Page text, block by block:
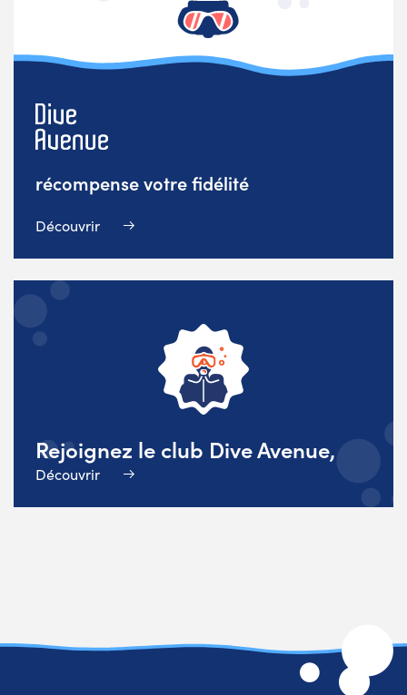
récompense votre fidélité
Découvrir
Rejoignez le club Dive Avenue,
Découvrir